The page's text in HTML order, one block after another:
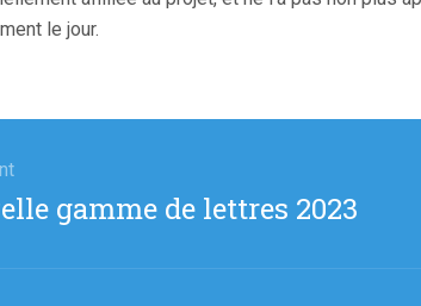
le jour.
gamme de lettres 2023